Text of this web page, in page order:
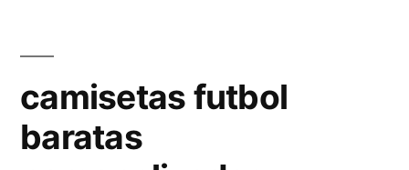
camisetas futbol
baratas